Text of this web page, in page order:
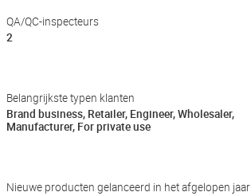
QA/QC-inspecteurs
2
Belangrijkste typen klanten
Brand business, Retailer, Engineer, Wholesaler,
Manufacturer, For private use
Nieuwe producten gelanceerd in het afgelopen jaar